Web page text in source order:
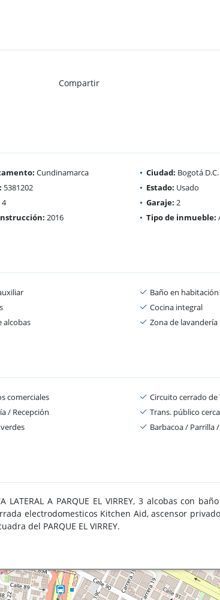
Compartir
Cundinamarca Ciudad: Bogotá D.C.
5381202 Estado: Usado
4 Garaje: 2
2016 Tipo de inmueble:
Baño en
Cocina integral
alcobas Zona de lavandería
comerciales Circuito cerrado de
/ Recepción Trans. público
Barbacoa / Parrilla
A PARQUE EL VIRREY, 3 alcobas con
electrodomesticos Kitchen Aid, ascensor
del PARQUE EL VIRREY.